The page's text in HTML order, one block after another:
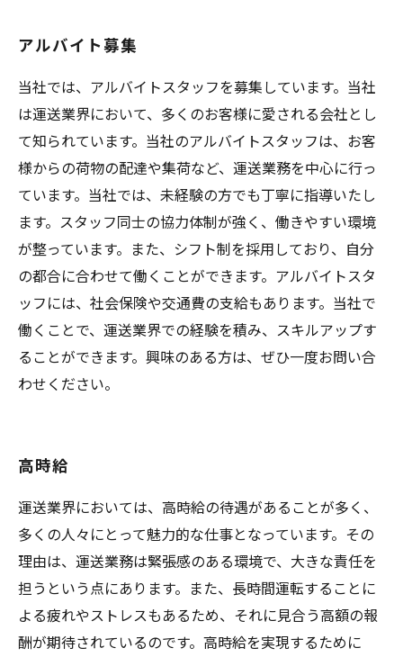
アルバイト募集
当社では、アルバイトスタッフを募集しています。当社
は運送業界において、多くのお客様に愛される会社とし
て知られています。当社のアルバイトスタッフは、お客
様からの荷物の配達や集荷など、運送業務を中心に行っ
ています。当社では、未経験の方でも丁寧に指導いたし
ます。スタッフ同士の協力体制が強く、働きやすい環境
が整っています。また、シフト制を採用しており、自分
の都合に合わせて働くことができます。アルバイトスタ
ッフには、社会保険や交通費の支給もあります。当社で
働くことで、運送業界での経験を積み、スキルアップす
ることができます。興味のある方は、ぜひ一度お問い合
わせください。
高時給
運送業界においては、高時給の待遇があることが多く、
多くの人々にとって魅力的な仕事となっています。その
理由は、運送業務は緊張感のある環境で、大きな責任を
担うという点にあります。また、長時間運転することに
よる疲れやストレスもあるため、それに見合う高額の報
酬が期待されているのです。高時給を実現するために